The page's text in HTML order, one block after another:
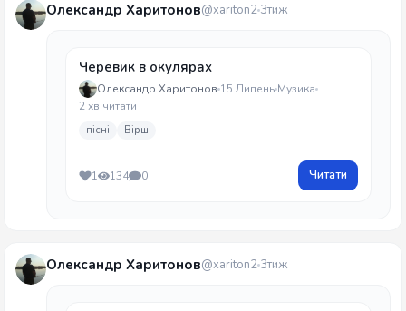
Олександр Харитонов@xariton2 3тиж
Черевик в окулярах
Олександр Харитонов 15 Липень Музика
2 хв читати
пісні Вірш
1 134 0 Читати
Олександр Харитонов@xariton2 3тиж